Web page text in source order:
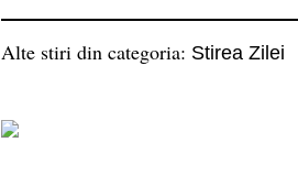
Alte stiri din categoria: Stirea Zilei